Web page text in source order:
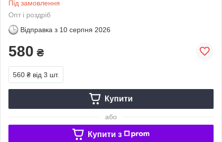
Під замовлення
Опт і роздріб
Відправка з 10 серпня 2026
580 ₴
560 ₴ від 3 шт.
Купити
або
Купити з